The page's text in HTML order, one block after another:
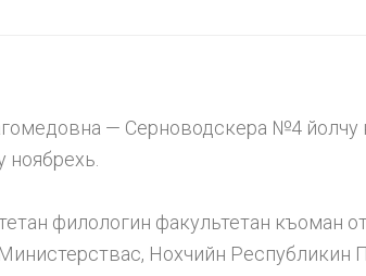
— Серноводскера №4 йолчу
ноябрехь.
филологин факультетан къоман
Нохчийн Республикин